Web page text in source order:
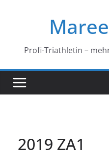
Profi-Triathletin –
2019 ZA1